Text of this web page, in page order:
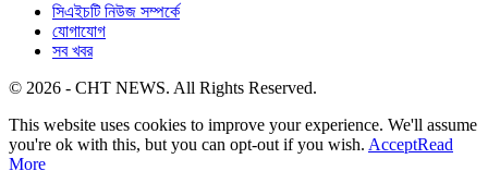
সিএইচটি নিউজ সম্পর্কে
যোগাযোগ
সব খবর
© 2026 - CHT NEWS. All Rights Reserved.
This website uses cookies to improve your experience. We'll assume
you're ok with this, but you can opt-out if you wish. AcceptRead
More